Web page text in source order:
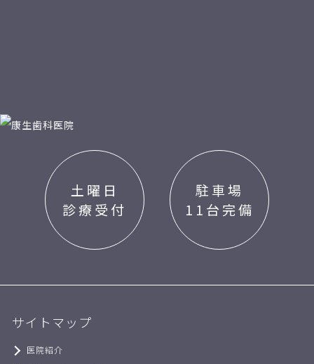
土曜日
診療受付
駐車場
11台完備
サイトマップ
医院紹介